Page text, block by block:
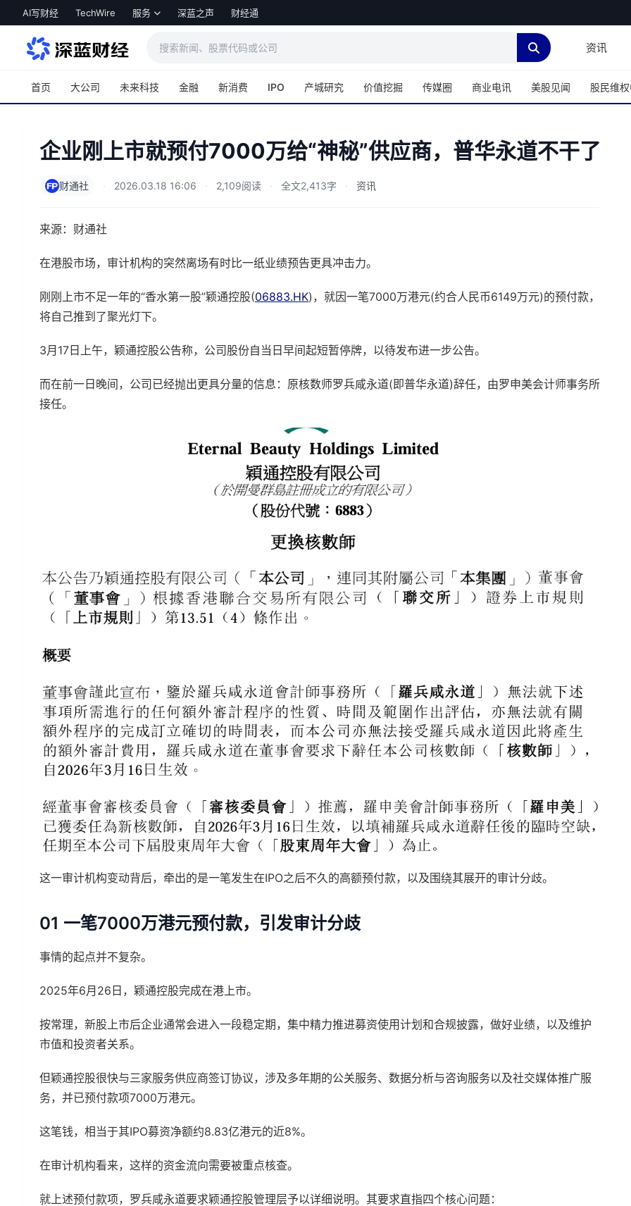
跳转到主内容
AI写财经 TechWire 服务 深蓝之声 财经通
资讯
首页 大公司 未来科技 金融 新消费 IPO 产城研究 价值挖掘 传媒圈 商业电讯 美股见闻 股民维
企业刚上市就预付7000万给“神秘”供应商，普华永道不干了
财通社 · 2026.03.18 16:06 · 2,109阅读 · 全文2,413字 · 资讯
来源：财通社
在港股市场，审计机构的突然离场有时比一纸业绩预告更具冲击力。
刚刚上市不足一年的“香水第一股”颖通控股(06883.HK)，就因一笔7000万港元(约合人民币6149万元)的预付款，
将自己推到了聚光灯下。
3月17日上午，颖通控股公告称，公司股份自当日早间起短暂停牌，以待发布进一步公告。
而在前一日晚间，公司已经抛出更具分量的信息：原核数师罗兵咸永道(即普华永道)辞任，由罗申美会计师事务所
接任。
这一审计机构变动背后，牵出的是一笔发生在IPO之后不久的高额预付款，以及围绕其展开的审计分歧。
01 一笔7000万港元预付款，引发审计分歧
事情的起点并不复杂。
2025年6月26日，颖通控股完成在港上市。
按常理，新股上市后企业通常会进入一段稳定期，集中精力推进募资使用计划和合规披露，做好业绩，以及维护
市值和投资者关系。
但颖通控股很快与三家服务供应商签订协议，涉及多年期的公关服务、数据分析与咨询服务以及社交媒体推广服
务，并已预付款项7000万港元。
这笔钱，相当于其IPO募资净额约8.83亿港元的近8%。
在审计机构看来，这样的资金流向需要被重点核查。
就上述预付款项，罗兵咸永道要求颖通控股管理层予以详细说明。其要求直指四个核心问题：